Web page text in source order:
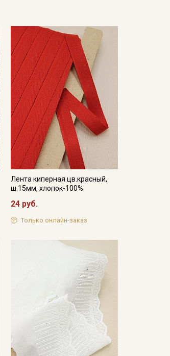
Лента киперная цв.красный,
ш.15мм, хлопок-100%
24 руб.
Только онлайн-заказ